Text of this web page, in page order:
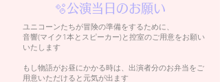
​🫧公演当日のお願い
ユニコーンたちが冒険の準備をするために、
音響(マイク1本とスピーカー)と控室のご用意をお願い
いたします
もし物語がお昼にかかる時は、出演者分のお弁当をご
用意いただけると元気が出ます